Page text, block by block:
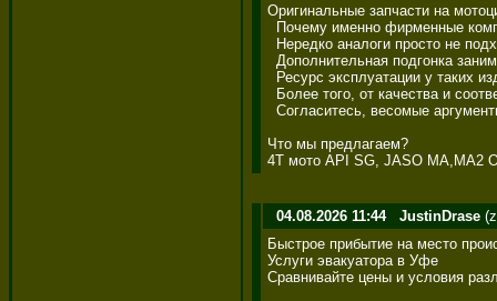
Оригинальные запчасти на
Почему именно фирменные
Нередко аналоги просто не
Дополнительная подгонка
Ресурс эксплуатации у таких
Более того, от качества и
Согласитесь, весомые
Что мы предлагаем?
4T мото API SG, JASO MA,MA2
04.08.2026 11:44 JustinDrase
Быстрое прибытие на место
Услуги эвакуатора в Уфе
Сравнивайте цены и условия